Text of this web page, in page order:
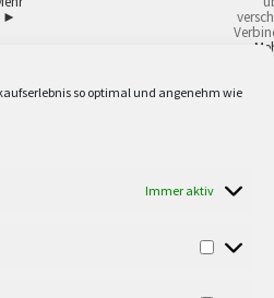
so optimal und angenehm wie
Immer aktiv
►
Inseln ausgenommen. Unsere
beruflichen oder gewerblichen
sind Warenzeichen oder eingetragene